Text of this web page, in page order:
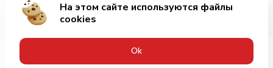
Добавить за 175₽
На этом сайте используются файлы
cookies
Оk